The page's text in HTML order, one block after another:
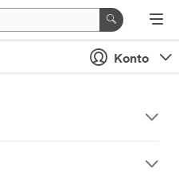
Konto